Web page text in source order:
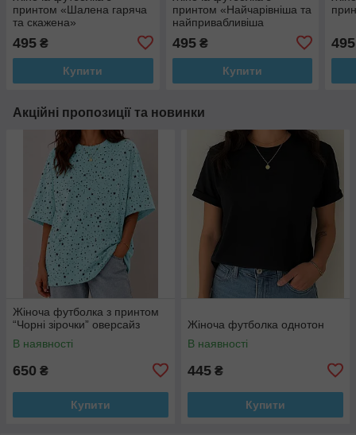
принтом «Шалена гаряча
та скажена»
495 ₴
Купити
принтом «Найчарівніша та
найпривабливіша
495₴
Купити
495
Акційні пропозиції та новинки
Жіноча футболка з принтом
“Чорні зірочки” оверсайз
В наявності
650 ₴
Купити
Жіноча футболка однотон
В наявності
445 ₴
Купити